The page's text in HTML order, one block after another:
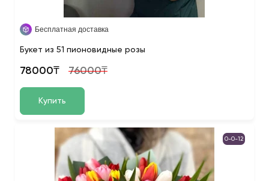
Бесплатная доставка
Букет из 51 пионовидные розы
78000₸ 76000₸
Купить
0-0-12